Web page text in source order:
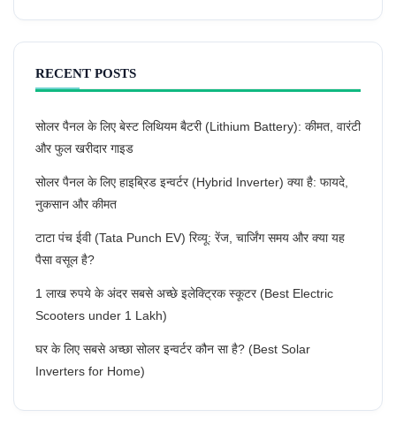
RECENT POSTS
सोलर पैनल के लिए बेस्ट लिथियम बैटरी (Lithium Battery): कीमत, वारंटी
और फुल खरीदार गाइड
सोलर पैनल के लिए हाइब्रिड इन्वर्टर (Hybrid Inverter) क्या है: फायदे,
नुकसान और कीमत
टाटा पंच ईवी (Tata Punch EV) रिव्यू: रेंज, चार्जिंग समय और क्या यह
पैसा वसूल है?
1 लाख रुपये के अंदर सबसे अच्छे इलेक्ट्रिक स्कूटर (Best Electric
Scooters under 1 Lakh)
घर के लिए सबसे अच्छा सोलर इन्वर्टर कौन सा है? (Best Solar
Inverters for Home)